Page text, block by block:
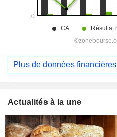
Plus de données financières
Actualités à la une